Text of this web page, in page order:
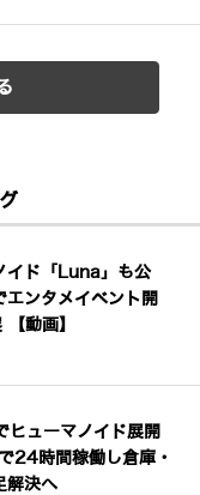
イド「Luna」も公
ンタメイベント開
動画】
ューマノイド展開
24時間稼働し倉庫・
解決へ